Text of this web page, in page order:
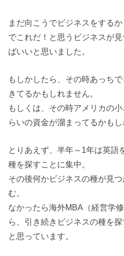
まだ向こうでビジネスをする
でこれだ！と思うビジネスが
ばいいと思いました。
もしかしたら、その時あっち
きてるかもしれません。
もしくは、その時アメリカの
らいの資金が溜まってるかもし
とりあえず、半年～1年は英語
種を探すことに集中。
その後何かビジネスの種が見
む。
なかったら海外MBA（経営学
ら、引き続きビジネスの種を
と思っています。